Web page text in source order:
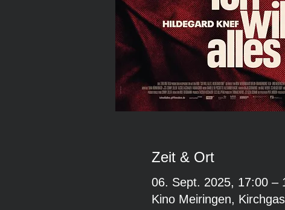
Zeit & Ort
06. Sept. 2025, 17:00 –
Kino Meiringen,